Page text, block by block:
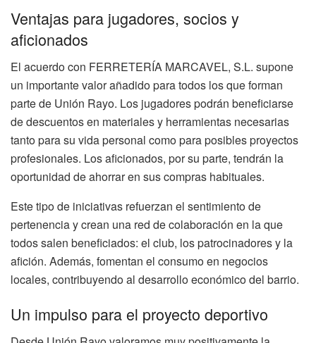
Ventajas para jugadores, socios y
aficionados
El acuerdo con FERRETERÍA MARCAVEL, S.L. supone
un importante valor añadido para todos los que forman
parte de Unión Rayo. Los jugadores podrán beneficiarse
de descuentos en materiales y herramientas necesarias
tanto para su vida personal como para posibles proyectos
profesionales. Los aficionados, por su parte, tendrán la
oportunidad de ahorrar en sus compras habituales.
Este tipo de iniciativas refuerzan el sentimiento de
pertenencia y crean una red de colaboración en la que
todos salen beneficiados: el club, los patrocinadores y la
afición. Además, fomentan el consumo en negocios
locales, contribuyendo al desarrollo económico del barrio.
Un impulso para el proyecto deportivo